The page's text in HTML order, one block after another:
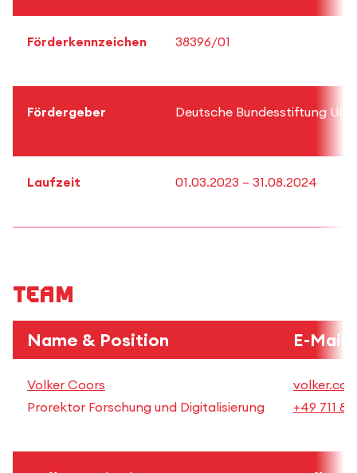
Förderkennzeichen 38396/01
Fördergeber Deutsche Bundesstiftung
Laufzeit 01.03.2023 – 31.08.2024
Team
Name & Position E-Mail
Volker Coors
Prorektor Forschung und Digitalisierung
+49 711